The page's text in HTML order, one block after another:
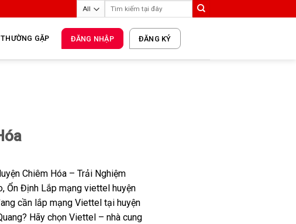
GẶP ĐĂNG NHẬP ĐĂNG KÝ
Chiêm Hóa – Trải Nghiệm
Ổn Định Lắp mạng viettel huyện
cần lắp mạng Viettel tại huyện
Hãy chọn Viettel – nhà cung